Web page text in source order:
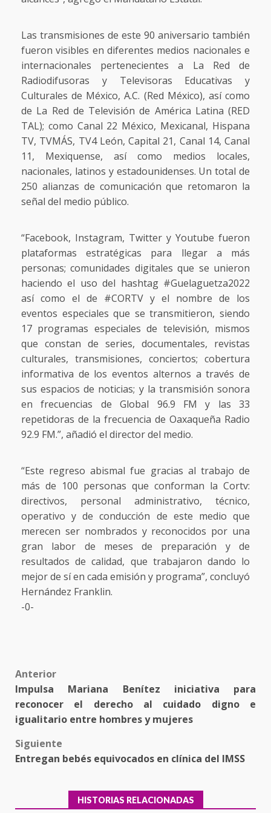
Las transmisiones de este 90 aniversario también
fueron visibles en diferentes medios nacionales e
internacionales pertenecientes a La Red de
Radiodifusoras y Televisoras Educativas y
Culturales de México, A.C. (Red México), así como
de La Red de Televisión de América Latina (RED
TAL); como Canal 22 México, Mexicanal, Hispana
TV, TVMÁS, TV4 León, Capital 21, Canal 14, Canal
11, Mexiquense, así como medios locales,
nacionales, latinos y estadounidenses. Un total de
250 alianzas de comunicación que retomaron la
señal del medio público.
“Facebook, Instagram, Twitter y Youtube fueron
plataformas estratégicas para llegar a más
personas; comunidades digitales que se unieron
haciendo el uso del hashtag #Guelaguetza2022
así como el de #CORTV y el nombre de los
eventos especiales que se transmitieron, siendo
17 programas especiales de televisión, mismos
que constan de series, documentales, revistas
culturales, transmisiones, conciertos; cobertura
informativa de los eventos alternos a través de
sus espacios de noticias; y la transmisión sonora
en frecuencias de Global 96.9 FM y las 33
repetidoras de la frecuencia de Oaxaqueña Radio
92.9 FM.”, añadió el director del medio.
“Este regreso abismal fue gracias al trabajo de
más de 100 personas que conforman la Cortv:
directivos, personal administrativo, técnico,
operativo y de conducción de este medio que
merecen ser nombrados y reconocidos por una
gran labor de meses de preparación y de
resultados de calidad, que trabajaron dando lo
mejor de sí en cada emisión y programa”, concluyó
Hernández Franklin.
-0-
Post
navigation
Anterior
Impulsa Mariana Benítez iniciativa para
reconocer el derecho al cuidado digno e
igualitario entre hombres y mujeres
Siguiente
Entregan bebés equivocados en clínica del IMSS
HISTORIAS RELACIONADAS